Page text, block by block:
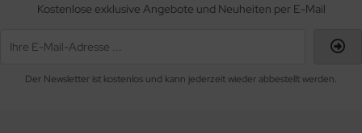
Kostenlose exklusive Angebote und Neuheiten per E-Mail
Der Newsletter ist kostenlos und kann jederzeit wieder abbestellt werden.